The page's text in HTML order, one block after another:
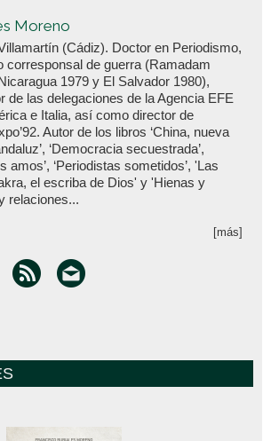
Moreno
(Cádiz). Doctor en Periodismo,
corresponsal de guerra (Ramadam
1979 y El Salvador 1980),
de las delegaciones de la Agencia EFE
e Italia, así como director de
Autor de los libros ‘China, nueva
‘Democracia secuestrada’,
amos’, ‘Periodistas sometidos’, 'Las
el escriba de Dios' y 'Hienas y
relaciones...
[más]